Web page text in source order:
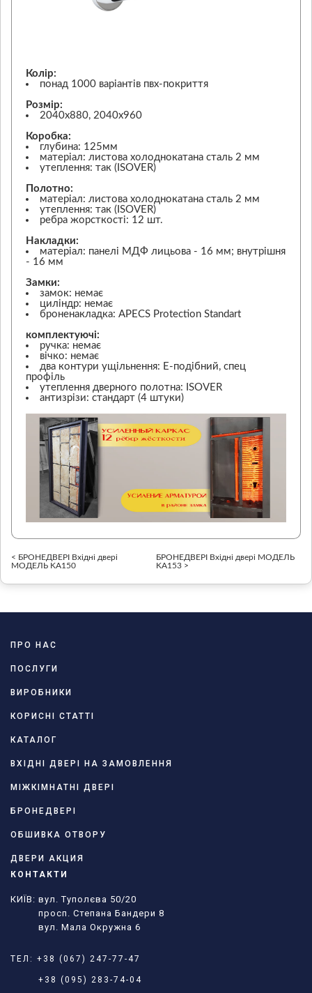
Колір:
понад 1000 варіантів пвх-покриття
Розмір:
2040х880, 2040х960
Коробка:
глубина: 125мм
матеріал: листова холоднокатана сталь 2 мм
утеплення: так (ISOVER)
Полотно:
матеріал: листова холоднокатана сталь 2 мм
утеплення: так (ISOVER)
ребра жорсткості: 12 шт.
Накладки:
матеріал: панелі МДФ лицьова - 16 мм; внутрішня
- 16 мм
Замки:
замок: немає
циліндр: немає
броненакладка: APECS Protection Standart
комплектуючі:
ручка: немає
вічко: немає
два контури ущільнення: Е-подібний, спец
профіль
утеплення дверного полотна: ISOVER
антизрізи: стандарт (4 штуки)
< БРОНЕДВЕРІ Вхідні двері
МОДЕЛЬ KA150
БРОНЕДВЕРІ Вхідні двері МОДЕЛЬ
KA153 >
ПРО НАС
ПОСЛУГИ
ВИРОБНИКИ
КОРИСНІ СТАТТІ
КАТАЛОГ
ВХІДНІ ДВЕРІ НА ЗАМОВЛЕННЯ
МІЖКІМНАТНІ ДВЕРІ
БРОНЕДВЕРІ
ОБШИВКА ОТВОРУ
ДВЕРИ АКЦИЯ
КОНТАКТИ
КИЇВ: вул. Туполєва 50/20
просп. Степана Бандери 8
вул. Мала Окружна 6
ТЕЛ: +38 (067) 247-77-47
+38 (095) 283-74-04